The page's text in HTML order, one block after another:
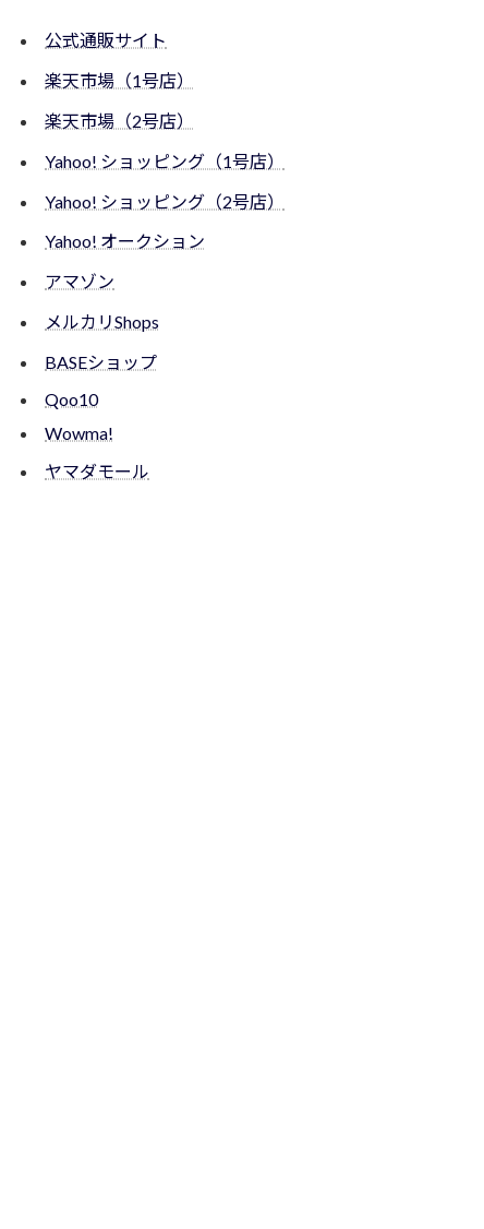
公式通販サイト
楽天市場（1号店）
楽天市場（2号店）
Yahoo! ショッピング（1号店）
Yahoo! ショッピング（2号店）
Yahoo! オークション
アマゾン
メルカリShops
BASEショップ
Qoo10
Wowma!
ヤマダモール